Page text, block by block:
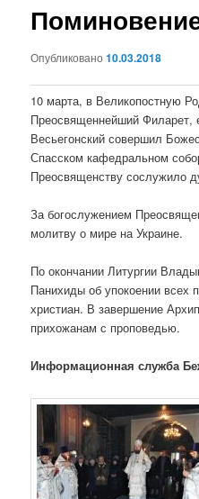
Опубликовано10.03.2018
10 марта, в Великопостную
Преосвященнейший Филарет,
Весьегонский совершил
Спасском кафедральном
Преосвященству сослужило
За богослужением
молитву о мире на Украине.
По окончании Литургии
Панихиды об упокоении всех
христиан. В завершение
прихожанам с проповедью.
Информационная служба